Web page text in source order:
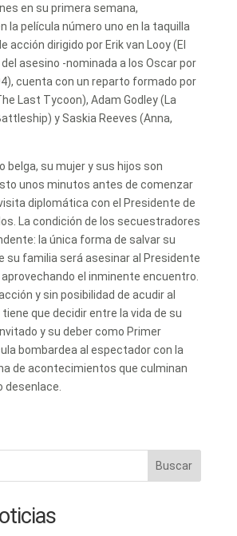
en su primera semana,
la película número uno en la taquilla
acción dirigido por Erik van Looy (El
asesino -nominada a los Oscar por
cuenta con un reparto formado por
Last Tycoon), Adam Godley (La
y Saskia Reeves (Anna,
belga, su mujer y sus hijos son
unos minutos antes de comenzar
diplomática con el Presidente de
La condición de los secuestradores
la única forma de salvar su
su familia será asesinar al Presidente
el inminente encuentro.
y sin posibilidad de acudir al
que decidir entre la vida de su
y su deber como Primer
bombardea al espectador con la
de acontecimientos que culminan
desenlace.
Buscar